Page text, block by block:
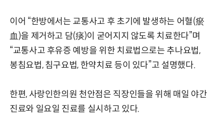
이어 “한방에서는 교통사고 후 초기에 발생하는 어혈(瘀
血)을 제거하고 담(痰)이 굳어지지 않도록 치료한다”며
“교통사고 후유증 예방을 위한 치료법으로는 추나요법,
봉침요법, 침구요법, 한약치료 등이 있다”고 설명했다.
한편, 사랑인한의원 천안점은 직장인들을 위해 매일 야간
진료와 일요일 진료를 실시하고 있다.